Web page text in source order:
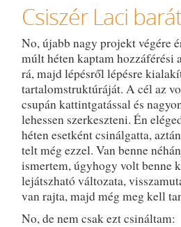
Csiszér Laci
No, újabb nagy projekt végére
múlt héten kaptam hozzáférési
rá, majd lépésről lépésre
tartalomstruktúráját. A cél az
csupán kattintgatással és
lehessen szerkeszteni. Én
héten esetként csinálgatta,
telt még ezzel. Van benne
ismertem, úgyhogy volt benne
lejátszható változata,
van rajta, majd még meg kell
No, de nem csak ezt csináltam: